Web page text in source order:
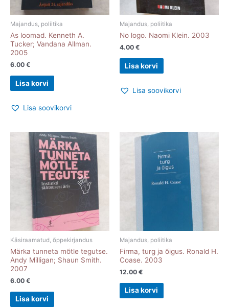
Majandus, poliitika
As loomad. Kenneth A.
Tucker; Vandana Allman.
2005
6.00 €
Lisa korvi
Lisa soovikorvi
Majandus, poliitika
No logo. Naomi Klein. 2003
4.00 €
Lisa korvi
Lisa soovikorvi
Käsiraamatud, õppekirjandus
Märka tunneta mõtle tegutse.
Andy Milligan; Shaun Smith.
2007
6.00 €
Lisa korvi
Majandus, poliitika
Firma, turg ja õigus. Ronald H.
Coase. 2003
12.00 €
Lisa korvi